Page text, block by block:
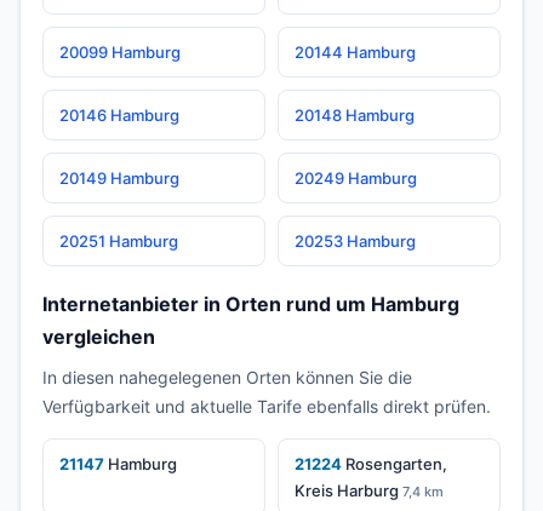
20099 Hamburg 20144 Hamburg
20146 Hamburg 20148 Hamburg
20149 Hamburg 20249 Hamburg
20251 Hamburg 20253 Hamburg
Internetanbieter in Orten rund um Hamburg
vergleichen
In diesen nahegelegenen Orten können Sie die
Verfügbarkeit und aktuelle Tarife ebenfalls direkt prüfen.
21147 Hamburg 21224 Rosengarten,
Kreis Harburg 7,4 km